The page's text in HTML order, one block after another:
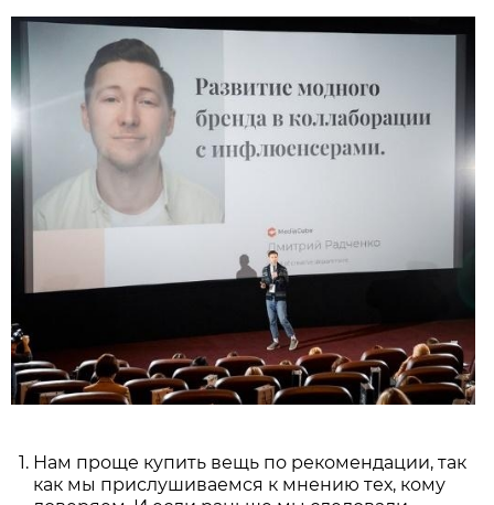
Нам проще купить вещь по рекомендации, так
как мы прислушиваемся к мнению тех, кому